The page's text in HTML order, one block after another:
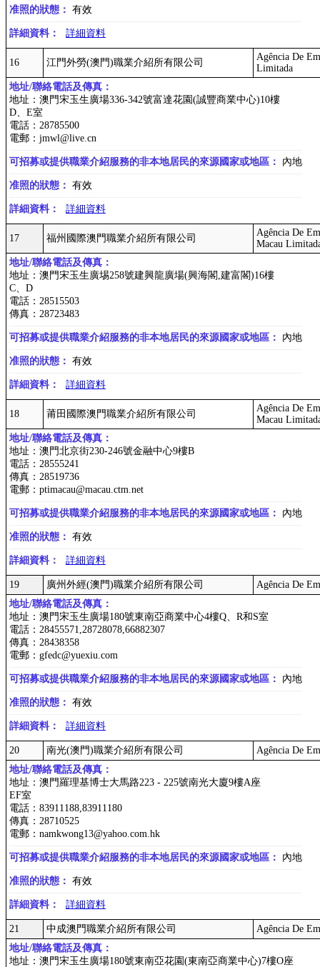
准照的狀態： 有效
詳細資料： 詳細資料
16 江門外勞(澳門)職業介紹所有限公司
Agência De
Limitada
地址/聯絡電話及傳真：
地址：澳門宋玉生廣場336-342號富達花園(誠豐商業中心)10樓
D、E室
電話：28785500
電郵：jmwl@live.cn
可招募或提供職業介紹服務的非本地居民的來源國家或地區： 內地
准照的狀態： 有效
詳細資料： 詳細資料
17 福州國際澳門職業介紹所有限公司
Agência De
Macau
地址/聯絡電話及傳真：
地址：澳門宋玉生廣埸258號建興龍廣場(興海閣,建富閣)16樓
C、D
電話：28515503
傳真：28723483
可招募或提供職業介紹服務的非本地居民的來源國家或地區： 內地
准照的狀態： 有效
詳細資料： 詳細資料
18 莆田國際澳門職業介紹所有限公司
Agência De
Macau
地址/聯絡電話及傳真：
地址：澳門北京街230-246號金融中心9樓B
電話：28555241
傳真：28519736
電郵：ptimacau@macau.ctm.net
可招募或提供職業介紹服務的非本地居民的來源國家或地區： 內地
准照的狀態： 有效
詳細資料： 詳細資料
19 廣州外經(澳門)職業介紹所有限公司
Agência De
地址/聯絡電話及傳真：
地址：澳門宋玉生廣場180號東南亞商業中心4樓Q、R和S室
電話：28455571,28728078,66882307
傳真：28438358
電郵：gfedc@yuexiu.com
可招募或提供職業介紹服務的非本地居民的來源國家或地區： 內地
准照的狀態： 有效
詳細資料： 詳細資料
20 南光(澳門)職業介紹所有限公司
Agência De
地址/聯絡電話及傳真：
地址：澳門羅理基博士大馬路223 - 225號南光大廈9樓A座
EF室
電話：83911188,83911180
傳真：28710525
電郵：namkwong13@yahoo.com.hk
可招募或提供職業介紹服務的非本地居民的來源國家或地區： 內地
准照的狀態： 有效
詳細資料： 詳細資料
21 中成澳門職業介紹所有限公司
Agência De
地址/聯絡電話及傳真：
地址：澳門宋玉生廣場180號東南亞花園(東南亞商業中心)7樓O座